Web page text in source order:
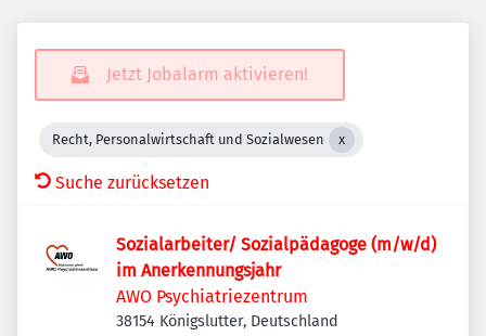
Jetzt Jobalarm aktivieren!
Recht, Personalwirtschaft und Sozialwesen
Suche zurücksetzen
Sozialarbeiter/ Sozialpädagoge (m/w/d)
im Anerkennungsjahr
AWO Psychiatriezentrum
38154 Königslutter, Deutschland